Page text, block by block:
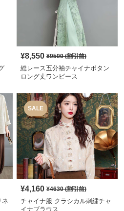
¥8,550 ¥9500(割引前)
総レース五分袖チャイナボタン
ロング丈ワンピース
ネ
SALE
¥4,160 ¥4630(割引前)
チャイナ服 クラシカル刺繍チャ
イナブラウス